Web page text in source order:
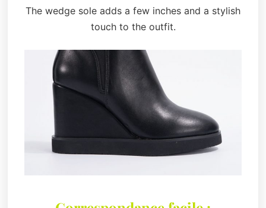
The wedge sole adds a few inches and a stylish
touch to the outfit.